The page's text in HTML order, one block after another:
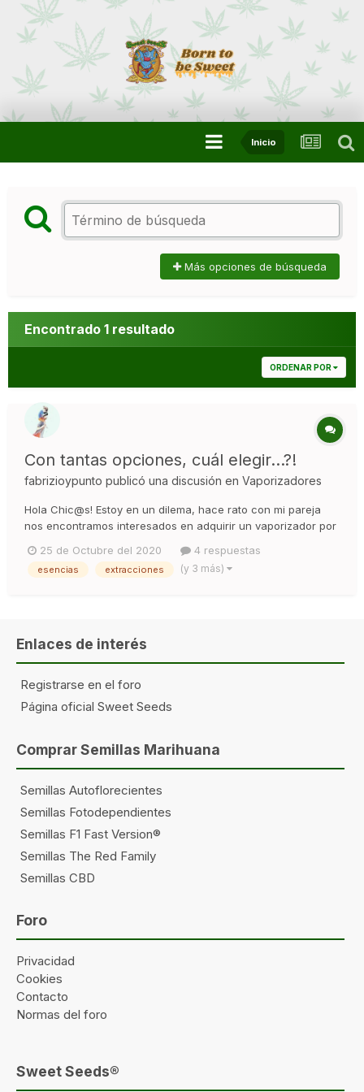
Inicio
Más opciones de búsqueda
Encontrado 1 resultado
ORDENAR POR
Con tantas opciones, cuál elegir...?!
fabrizioypunto publicó una discusión en Vaporizadores
Hola Chic@s! Estoy en un dilema, hace rato con mi pareja
nos encontramos interesados en adquirir un vaporizador por
causado por el incomparable porro. El problemas es que
actualmente existen una variedad de opciones y valores que
25 de Octubre del 2020 4 respuestas
esencias extracciones (y 3 más)
Enlaces de interés
Registrarse en el foro
Página oficial Sweet Seeds
Comprar Semillas Marihuana
Semillas Autoflorecientes
Semillas Fotodependientes
Semillas F1 Fast Version®
Semillas The Red Family
Semillas CBD
Foro
Privacidad
Cookies
Contacto
Normas del foro
Sweet Seeds®